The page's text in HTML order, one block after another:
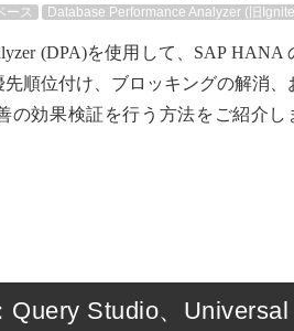
ース Database Performance Analyzer (旧
(DPA)を使用して、SAP HANA
順位付け、ブロッキングの解消、
の効果検証を行う方法をご紹介し
Query Studio、Universal